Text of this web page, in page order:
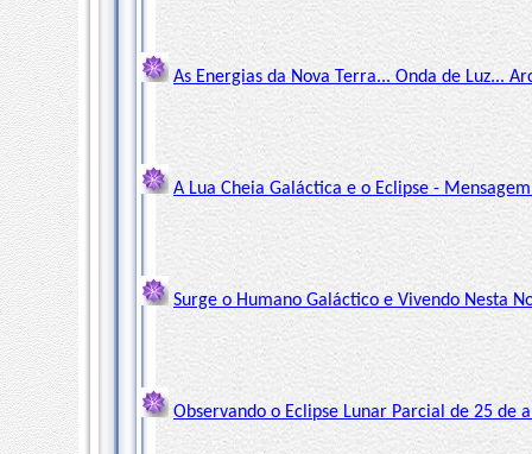
As Energias da Nova Terra... Onda de Luz...
A Lua Cheia Galáctica e o Eclipse -
Surge o Humano Galáctico e Vivendo Nesta
Observando o Eclipse Lunar Parcial de 25 de